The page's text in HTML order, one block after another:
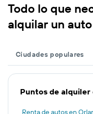
Todo lo que
alquilar un
Ciudades populares
Puntos de alquiler
Renta de autos en